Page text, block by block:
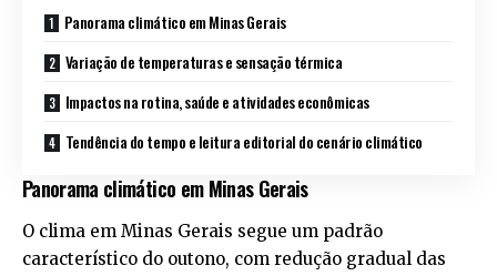
Panorama climático em Minas Gerais
Variação de temperaturas e sensação térmica
Impactos na rotina, saúde e atividades econômicas
Tendência do tempo e leitura editorial do cenário climático
Panorama climático em Minas Gerais
O clima em Minas Gerais segue um padrão
característico do outono, com redução gradual das